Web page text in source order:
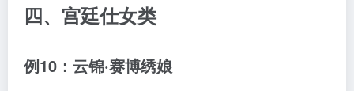
四、宫廷仕女类
例10：云锦·赛博绣娘